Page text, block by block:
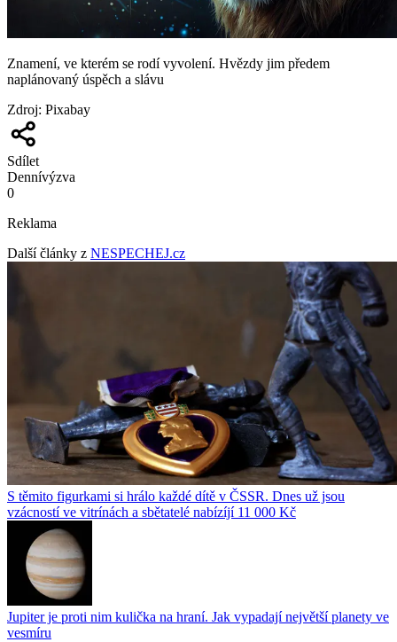
Znamení, ve kterém se rodí vyvolení. Hvězdy jim předem
naplánovaný úspěch a slávu
Zdroj: Pixabay
Sdílet
Dennívýzva
0
Reklama
Další články z NESPECHEJ.cz
S těmito figurkami si hrálo každé dítě v ČSSR. Dnes už jsou
vzácností ve vitrínách a sbětatelé nabízíjí 11 000 Kč
Jupiter je proti nim kulička na hraní. Jak vypadají největší planety ve
vesmíru